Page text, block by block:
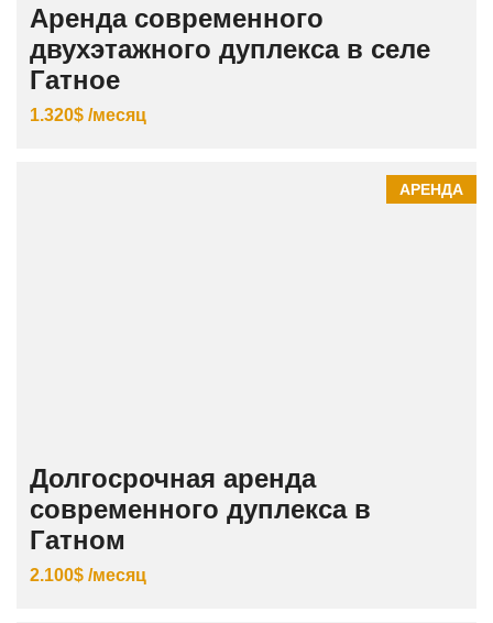
Аренда современного
двухэтажного дуплекса в селе
Гатное
1.320$ /месяц
АРЕНДА
Долгосрочная аренда
современного дуплекса в
Гатном
2.100$ /месяц